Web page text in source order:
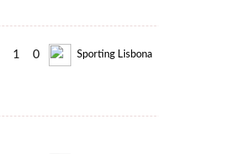
1 0 Sporting Lisbona